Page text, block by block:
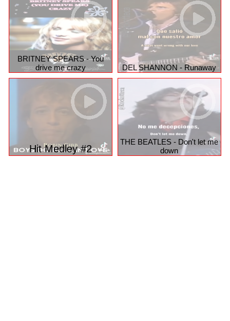
BRITNEY SPEARS - You
drive me crazy
DEL SHANNON - Runaway
Hit Medley #2
THE BEATLES - Don't let me
down